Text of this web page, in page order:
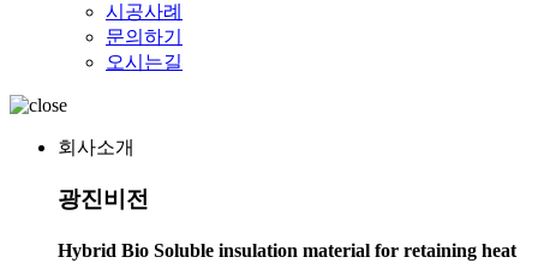
시공사례
문의하기
오시는길
회사소개
광진비전
Hybrid Bio Soluble insulation material for retaining heat